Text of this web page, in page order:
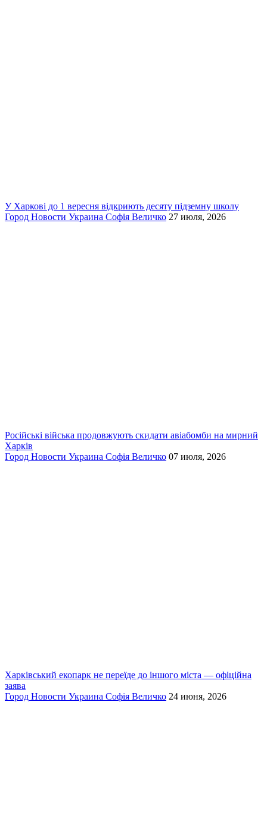
У Харкові до 1 вересня відкриють десяту підземну школу
Город Новости Украина Софія Величко 27 июля, 2026
Російські війська продовжують скидати авіабомби на мирний
Харків
Город Новости Украина Софія Величко 07 июля, 2026
Харківський екопарк не переїде до іншого міста — офіційна
заява
Город Новости Украина Софія Величко 24 июня, 2026